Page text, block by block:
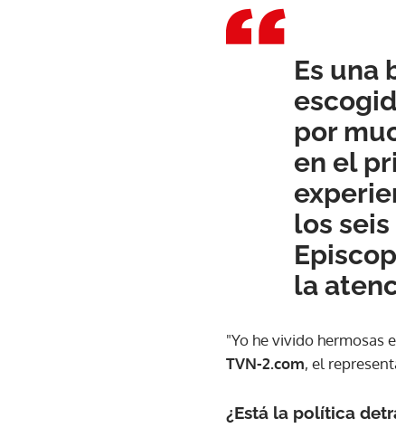
Es una
por
en el
los
la
"Yo he vivido hermosas
TVN-2.com, el
¿Está la política